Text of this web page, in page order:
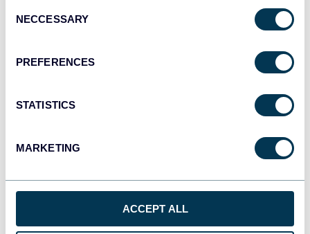
Selection
NECCESSARY
PREFERENCES
STATISTICS
MARKETING
ACCEPT ALL
¿Por qué utilizarlo?
Comprende quién interactúa con
resultados
un periodo de tiempo específico, la audiencia y los
individuales